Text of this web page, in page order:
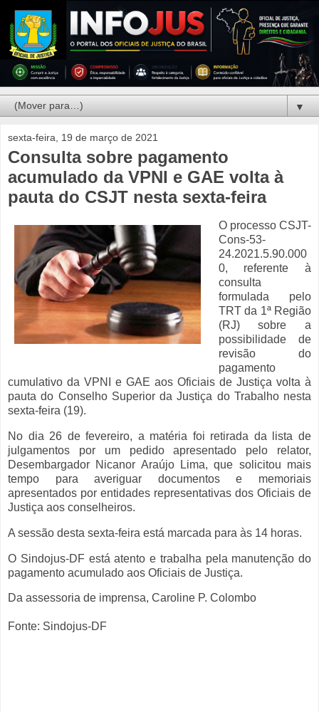
▼
sexta-feira, 19 de março de 2021
Consulta sobre pagamento
acumulado da VPNI e GAE volta à
pauta do CSJT nesta sexta-feira
O processo CSJT-
Cons-53-
24.2021.5.90.000
0, referente à
consulta
formulada pelo
TRT da 1ª Região
(RJ) sobre a
possibilidade de
revisão do
pagamento
cumulativo da VPNI e GAE aos Oficiais de Justiça volta à
pauta do Conselho Superior da Justiça do Trabalho nesta
sexta-feira (19).
No dia 26 de fevereiro, a matéria foi retirada da lista de
julgamentos por um pedido apresentado pelo relator,
Desembargador Nicanor Araújo Lima, que solicitou mais
tempo para averiguar documentos e memoriais
apresentados por entidades representativas dos Oficiais de
Justiça aos conselheiros.
A sessão desta sexta-feira está marcada para às 14 horas.
O Sindojus-DF está atento e trabalha pela manutenção do
pagamento acumulado aos Oficiais de Justiça.
Da assessoria de imprensa, Caroline P. Colombo
Fonte: Sindojus-DF